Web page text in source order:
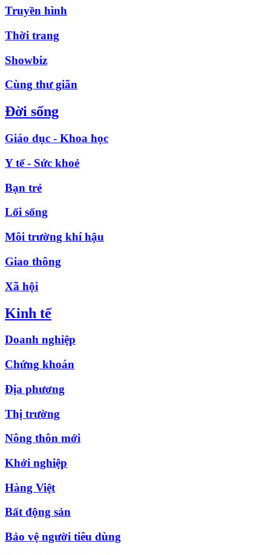
Truyền hình
Thời trang
Showbiz
Cùng thư giãn
Đời sống
Giáo dục - Khoa học
Y tế - Sức khoẻ
Bạn trẻ
Lối sống
Môi trường khí hậu
Giao thông
Xã hội
Kinh tế
Doanh nghiệp
Chứng khoán
Địa phương
Thị trường
Nông thôn mới
Khởi nghiệp
Hàng Việt
Bất động sản
Bảo vệ người tiêu dùng